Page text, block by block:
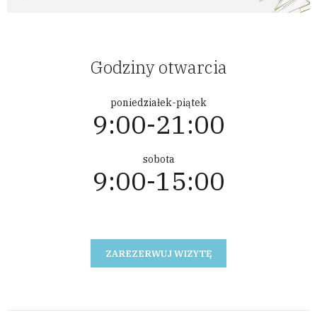
Godziny otwarcia
poniedziałek-piątek
9:00-21:00
sobota
9:00-15:00
ZAREZERWUJ WIZYTĘ